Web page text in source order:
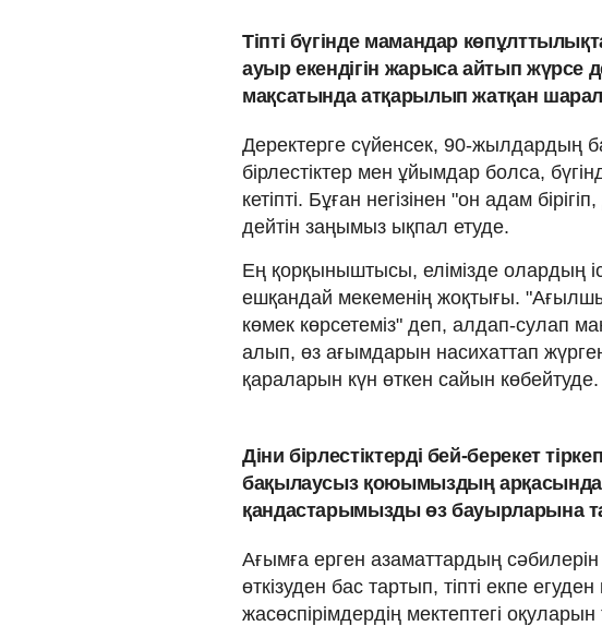
Тіпті бүгінде мамандар
ауыр екендігін жа­рыса айтып жүрсе
мақсатында атқарылып жатқан
Деректерге сүйенсек, 90-жылдардың
бірлестіктер мен ұйымдар бол­са,
кетіпті. Бұған негізінен "он адам
дей­тін заңымыз ықпал етуде.
Ең қорқыныш­ты­сы, елі­мізде олардың
ешқандай мекеменің жоқ­тығы.
көмек көрсетеміз" деп, алдап-сулап
алып, өз ағымдарын насихаттап жүрген
қараларын күн өткен сайын көбейтуде.
Діни бірлестіктерді бей-берекет
бақылаусыз қоюымыздың арқасында
қандастарымызды өз бауырларына
Ағымға ерген азаматтардың сәбилерін
өткізуден бас тартып, тіп­ті екпе
жасөспірімдердің мектептегі